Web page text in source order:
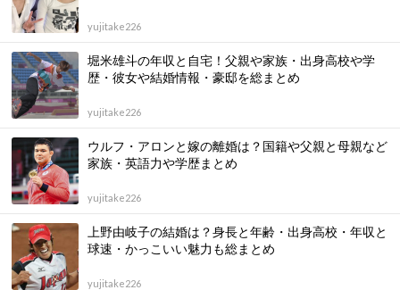
yujitake226
堀米雄斗の年収と自宅！父親や家族・出身高校や学
歴・彼女や結婚情報・豪邸を総まとめ
yujitake226
ウルフ・アロンと嫁の離婚は？国籍や父親と母親など
家族・英語力や学歴まとめ
yujitake226
上野由岐子の結婚は？身長と年齢・出身高校・年収と
球速・かっこいい魅力も総まとめ
yujitake226